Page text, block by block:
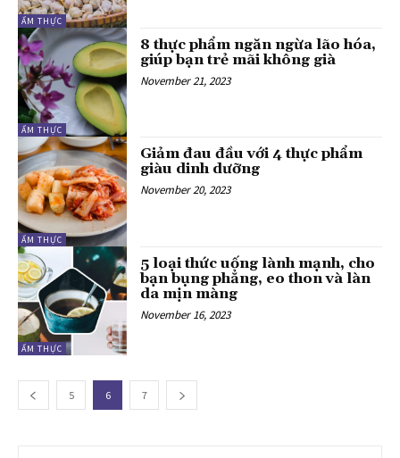
ẨM THỰC
ẨM THỰC
8 thực phẩm ngăn ngừa lão hóa,
giúp bạn trẻ mãi không già
November 21, 2023
ẨM THỰC
Giảm đau đầu với 4 thực phẩm
giàu dinh dưỡng
November 20, 2023
ẨM THỰC
5 loại thức uống lành mạnh, cho
bạn bụng phẳng, eo thon và làn
da mịn màng
November 16, 2023
5 6 7